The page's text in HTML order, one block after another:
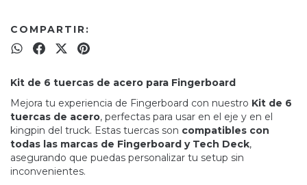
COMPARTIR:
Kit de 6 tuercas de acero para Fingerboard
Mejora tu experiencia de Fingerboard con nuestro Kit de 6
tuercas de acero, perfectas para usar en el eje y en el
kingpin del truck. Estas tuercas son compatibles con
todas las marcas de Fingerboard y Tech Deck,
asegurando que puedas personalizar tu setup sin
inconvenientes.